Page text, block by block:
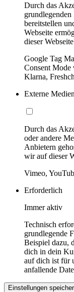
Durch das
grundlegenden
bereitstellen
Webseite
dieser
Google Tag
Consent Mode
Klarna,
Externe
Durch das
oder andere
Anbietern
wir auf dieser
Vimeo,
Erforderlich
Immer aktiv
Technisch
grundlegende
Beispiel dazu,
dich in dein
auf dich ist für
anfallende
Einstellungen